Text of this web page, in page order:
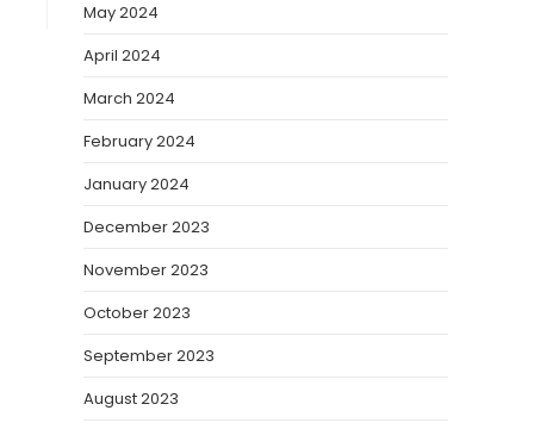
May 2024
April 2024
March 2024
February 2024
January 2024
December 2023
November 2023
October 2023
September 2023
August 2023